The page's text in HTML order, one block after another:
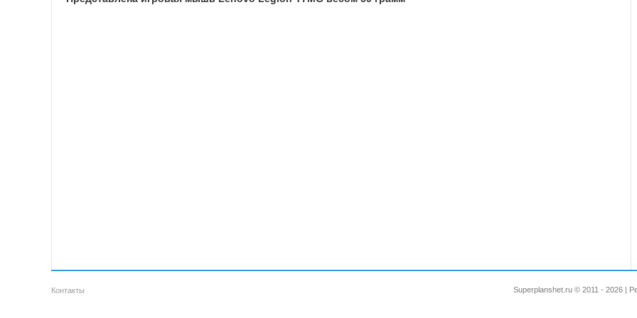
Контакты Superplanshet.ru © 2011 - 2026 |